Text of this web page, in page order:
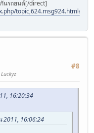
นรถยนต์[/direct]
#8
16:20:34
2011, 16:06:24